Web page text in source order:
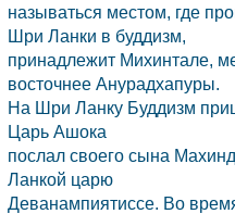
называться местом, где
Шри Ланки в буддизм,
принадлежит Михинтале,
восточнее Анурадхапуры.
На Шри Ланку Буддизм
Царь Ашока
послал своего сына
Ланкой царю
Деванампиятиссе. Во